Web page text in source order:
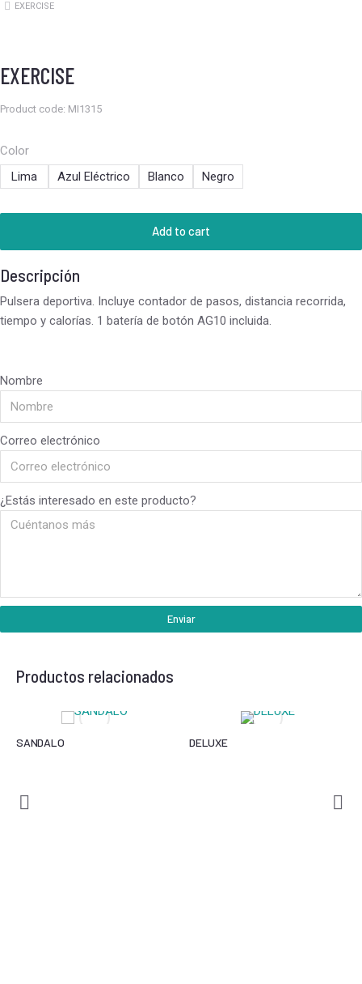
Estás aquí:
EXERCISE
EXERCISE
Product code: MI1315
Color
Lima
Azul Eléctrico Blanco Negro
Add to cart
Descripción
Pulsera deportiva. Incluye contador de pasos, distancia recorrida,
tiempo y calorías. 1 batería de botón AG10 incluida.
Nombre
Correo electrónico
¿Estás interesado en este producto?
Enviar
Productos relacionados
SANDALO DELUXE